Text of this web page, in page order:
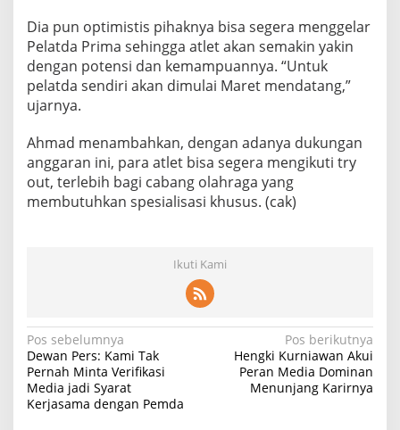
Dia pun optimistis pihaknya bisa segera menggelar
Pelatda Prima sehingga atlet akan semakin yakin
dengan potensi dan kemampuannya. “Untuk
pelatda sendiri akan dimulai Maret mendatang,”
ujarnya.
Ahmad menambahkan, dengan adanya dukungan
anggaran ini, para atlet bisa segera mengikuti try
out, terlebih bagi cabang olahraga yang
membutuhkan spesialisasi khusus. (cak)
Ikuti Kami
N
a
v
Pos sebelumnya
Dewan Pers: Kami Tak
Pernah Minta Verifikasi
Media jadi Syarat
Kerjasama dengan Pemda
Pos berikutnya
Hengki Kurniawan Akui
Peran Media Dominan
Menunjang Karirnya